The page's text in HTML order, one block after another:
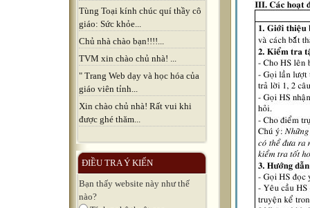
Tùng Toại kính chúc quí thầy cô
giáo: Sức khỏe...
Chủ nhà chào bạn!!!!...
TVM xin chào chủ nhà! ...
" Trang Web dạy và học hóa của
giáo viên tỉnh...
Xin chào chủ nhà! Rất vui khi
được ghé thăm...
ĐIỀU TRA Ý KIẾN
Bạn thấy website này như thế
nào?